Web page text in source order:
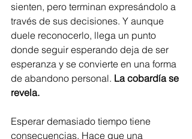
sienten, pero terminan expresándolo a
través de sus decisiones. Y aunque
duele reconocerlo, llega un punto
donde seguir esperando deja de ser
esperanza y se convierte en una forma
de abandono personal. La cobardía se
revela.
Esperar demasiado tiempo tiene
consecuencias. Hace que una